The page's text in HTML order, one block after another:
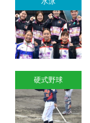
硬式野球